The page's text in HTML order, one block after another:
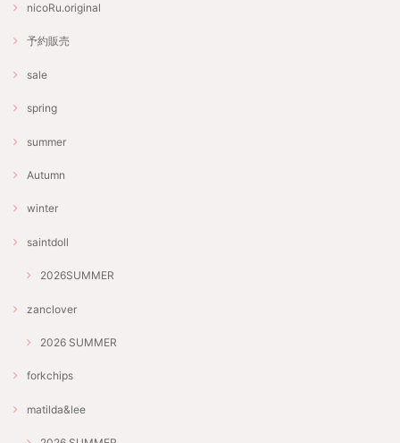
nicoRu.original
予約販売
sale
spring
summer
Autumn
winter
saintdoll
2026SUMMER
zanclover
2026 SUMMER
forkchips
matilda&lee